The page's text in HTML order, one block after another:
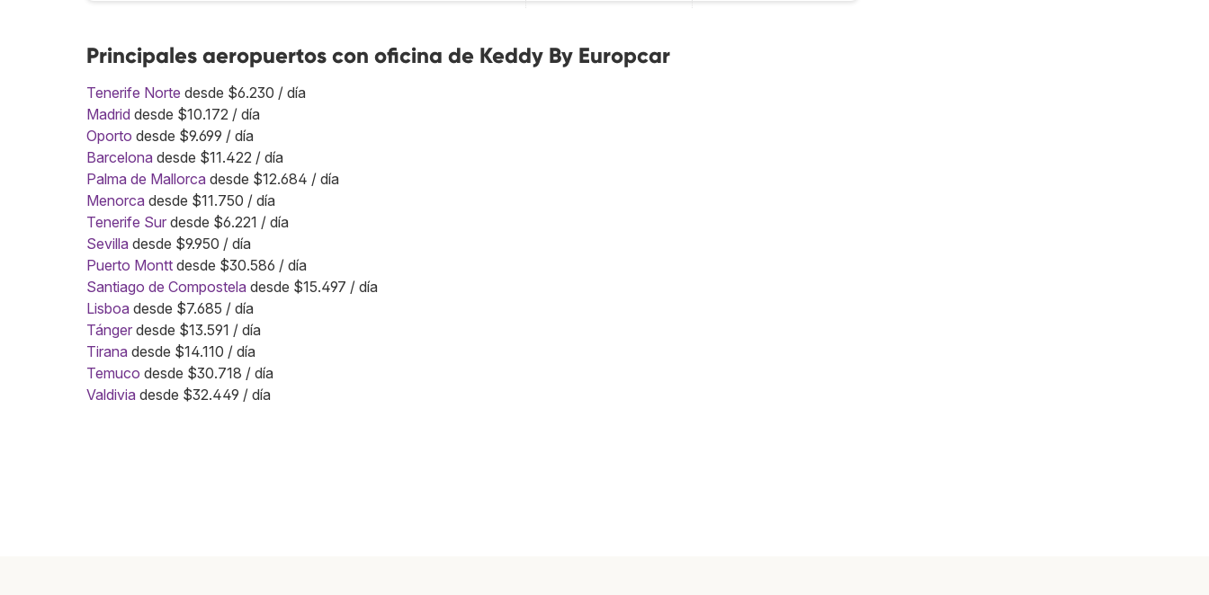
Principales aeropuertos con oficina de Keddy By Europcar
Tenerife Norte desde $6.230 / día
Madrid desde $10.172 / día
Oporto desde $9.699 / día
Barcelona desde $11.422 / día
Palma de Mallorca desde $12.684 / día
Menorca desde $11.750 / día
Tenerife Sur desde $6.221 / día
Sevilla desde $9.950 / día
Puerto Montt desde $30.586 / día
Santiago de Compostela desde $15.497 / día
Lisboa desde $7.685 / día
Tánger desde $13.591 / día
Tirana desde $14.110 / día
Temuco desde $30.718 / día
Valdivia desde $32.449 / día